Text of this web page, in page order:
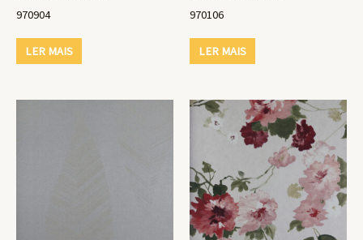
970904
LER MAIS
970106
LER MAIS